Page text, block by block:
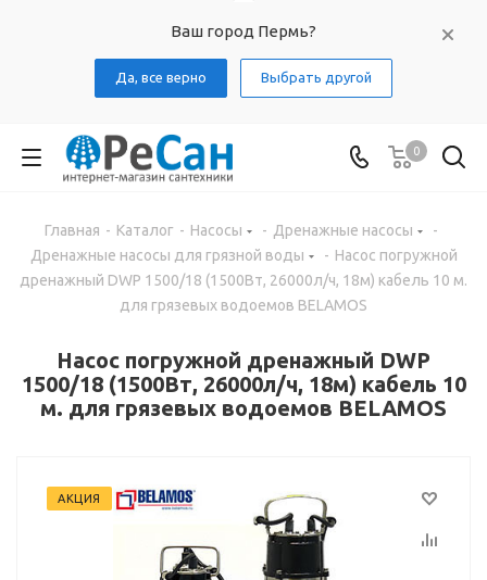
Ваш город Пермь?
Да, все верно Выбрать другой
0
Главная - Каталог - Насосы - Дренажные насосы
-
Дренажные насосы для грязной воды
- Насос погружной
дренажный DWP 1500/18 (1500Вт, 26000л/ч, 18м) кабель 10 м.
для грязевых водоемов BELAMOS
Насос погружной дренажный DWP
1500/18 (1500Вт, 26000л/ч, 18м) кабель 10
м. для грязевых водоемов BELAMOS
АКЦИЯ